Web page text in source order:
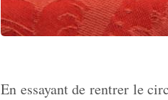
En essayant de rentrer le